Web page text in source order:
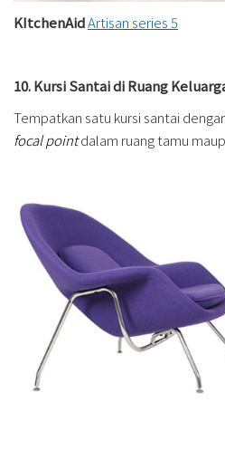
KItchenAidArtisan series 5
10. Kursi Santai di Ruang
Tempatkan satu kursi santai
focal pointdalam ruang tamu